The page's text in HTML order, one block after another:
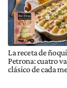
La receta de
Petrona: cuatro
clásico de cada